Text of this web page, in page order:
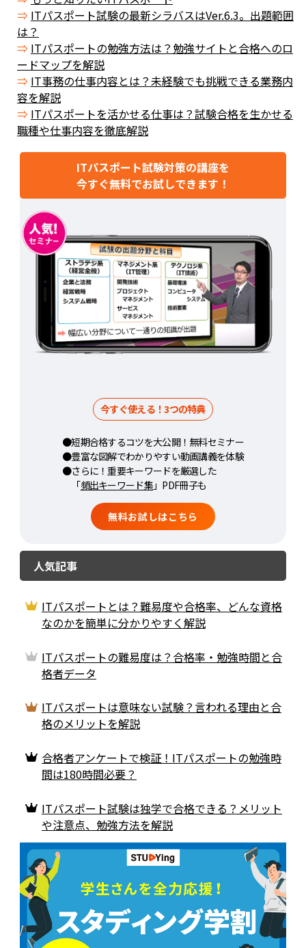
ITパスポート試験の最新シラバスはVer.6.3。出題範囲
は？
ITパスポートの勉強方法は？勉強サイトと合格へのロ
ードマップを解説
IT事務の仕事内容とは？未経験でも挑戦できる業務内
容を解説
ITパスポートを活かせる仕事は？試験合格を生かせる
職種や仕事内容を徹底解説
ITパスポート試験対策の講座を
今すぐ無料でお試しできます！
今すぐ使える！3つの特典
●短期合格するコツを大公開！無料セミナー
●豊富な図解でわかりやすい動画講義を体験
●さらに！重要キーワードを厳選した
「頻出キーワード集 」PDF冊子も
無料お試しはこちら
人気記事
ITパスポートとは？難易度や合格率、どんな資格
なのかを簡単に分かりやすく解説
ITパスポートの難易度は？合格率・勉強時間と合
格者データ
ITパスポートは意味ない試験？言われる理由と合
格のメリットを解説
合格者アンケートで検証！ITパスポートの勉強時
間は180時間必要？
ITパスポート試験は独学で合格できる？メリット
や注意点、勉強方法を解説